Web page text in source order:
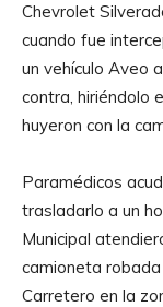
Chevrolet
cuando fue
un vehículo Aveo
contra, hiriéndolo
huyeron con la
Paramédicos
trasladarlo a un
Municipal
camioneta
Carretero en la